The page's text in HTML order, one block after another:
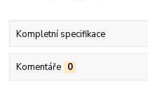
Kompletní specifikace
Komentáře 0